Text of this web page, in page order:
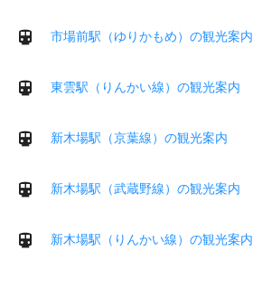
市場前駅（ゆりかもめ）の観光案内
東雲駅（りんかい線）の観光案内
新木場駅（京葉線）の観光案内
新木場駅（武蔵野線）の観光案内
新木場駅（りんかい線）の観光案内